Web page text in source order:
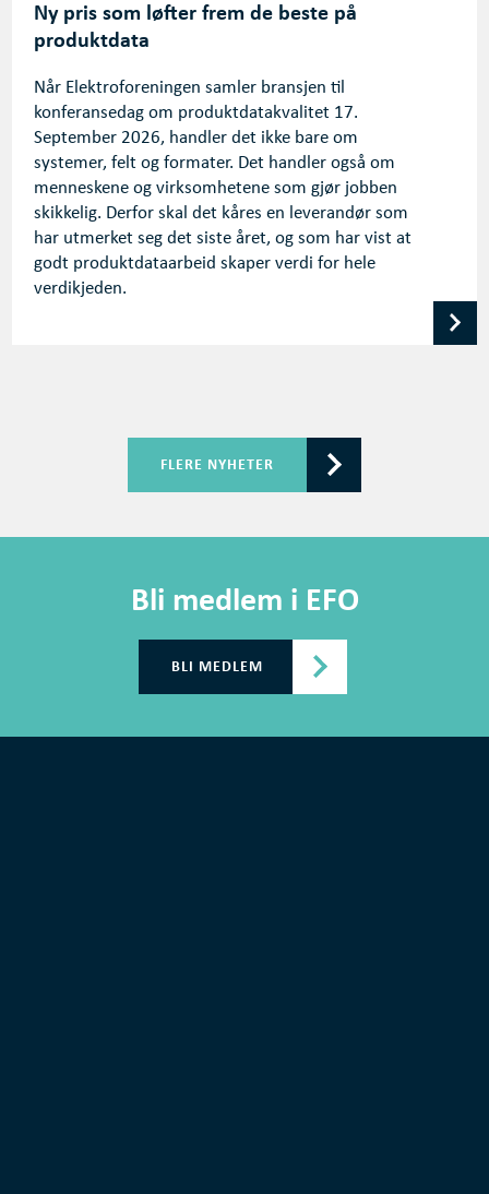
Ny pris som løfter frem de beste på
produktdata
Når Elektroforeningen samler bransjen til
konferansedag om produktdatakvalitet 17.
September 2026, handler det ikke bare om
systemer, felt og formater. Det handler også om
menneskene og virksomhetene som gjør jobben
skikkelig. Derfor skal det kåres en leverandør som
har utmerket seg det siste året, og som har vist at
godt produktdataarbeid skaper verdi for hele
verdikjeden.
FLERE NYHETER
Bli medlem i EFO
BLI MEDLEM